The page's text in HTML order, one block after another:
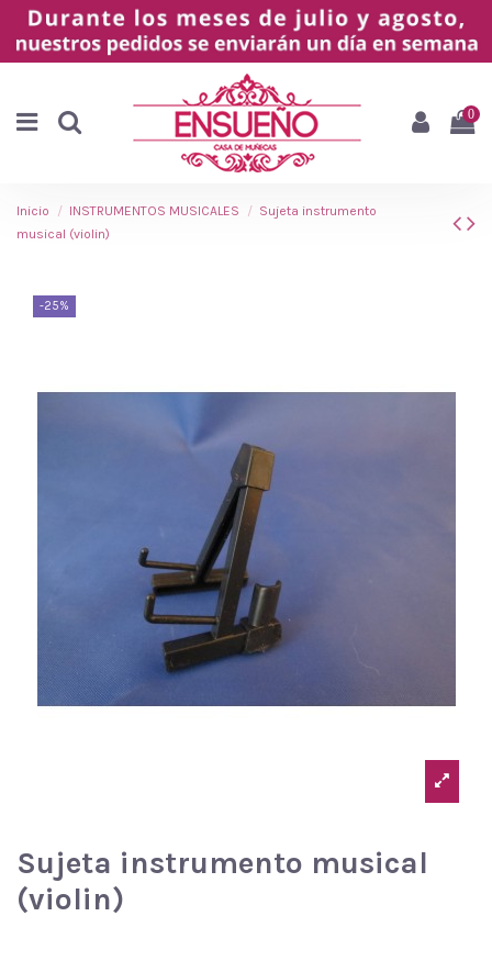
0
Inicio INSTRUMENTOS MUSICALES
Sujeta instrumento
musical (violin)
-25%
Sujeta instrumento musical
(violin)